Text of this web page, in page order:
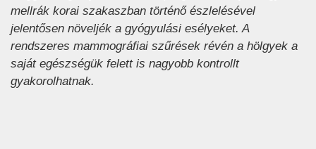
mellrák korai szakaszban történő észlelésével
jelentősen növeljék a gyógyulási esélyeket. A
rendszeres mammográfiai szűrések révén a hölgyek a
saját egészségük felett is nagyobb kontrollt
gyakorolhatnak.